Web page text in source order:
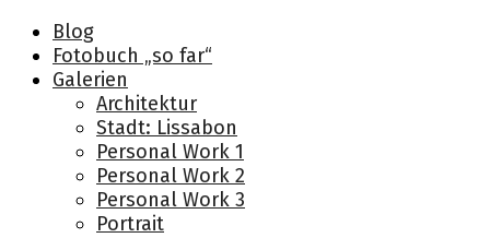
Blog
Fotobuch „so far“
Galerien
Architektur
Stadt: Lissabon
Personal Work 1
Personal Work 2
Personal Work 3
Portrait